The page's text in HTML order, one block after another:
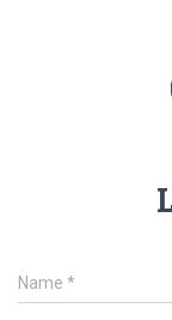
Name *